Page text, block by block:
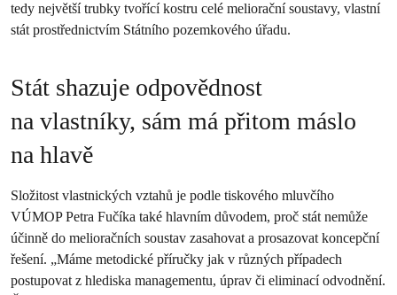
tedy největší trubky tvořící kostru celé meliorační soustavy, vlastní
stát prostřednictvím Státního pozemkového úřadu.
Stát shazuje odpovědnost
na vlastníky, sám má přitom máslo
na hlavě
Složitost vlastnických vztahů je podle tiskového mluvčího
VÚMOP Petra Fučíka také hlavním důvodem, proč stát nemůže
účinně do melioračních soustav zasahovat a prosazovat koncepční
řešení. „Máme metodické příručky jak v různých případech
postupovat z hlediska managementu, úprav či eliminací odvodnění.